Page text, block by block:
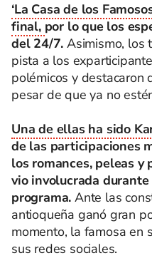
‘La Casa de los
final, por lo que los
del 24/7.Asimismo, los
pista a los
polémicos y destacaron
pesar de que ya no
Una de ellas ha sido
de las participaciones
los romances, peleas y
vio involucrada
programa.Ante las
antioqueña ganó gran
momento, la famosa en
sus redes sociales.